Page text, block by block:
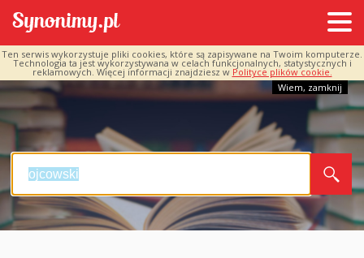
Ten serwis wykorzystuje pliki cookies, które są zapisywane na Twoim komputerze.
Technologia ta jest wykorzystywana w celach funkcjonalnych, statystycznych i
reklamowych. Więcej informacji znajdziesz w Polityce plików cookie.
Wiem, zamknij